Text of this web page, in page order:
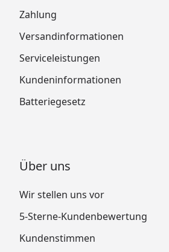
Zahlung
Versandinformationen
Serviceleistungen
Kundeninformationen
Batteriegesetz
Über uns
Wir stellen uns vor
5-Sterne-Kundenbewertung
Kundenstimmen